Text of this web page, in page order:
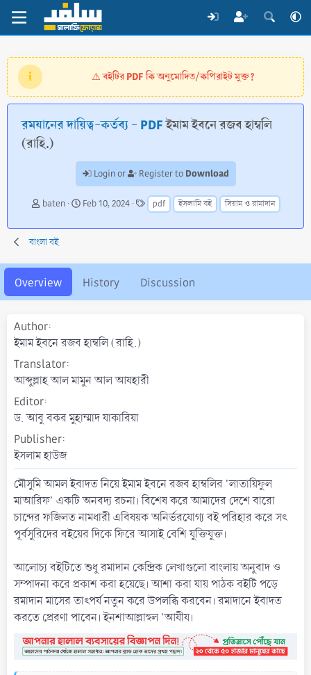
⚠️বইটির PDF কি অনুমোদিত/কপিরাইট মুক্ত?
রমযানের দায়িত্ব-কর্তব্য - PDFইমাম ইবনে রজব হাম্বলি
(রাহি.)
Login or Register to Download
A
t
h
r
baten
C
e
i
o
e
Feb 10, 2024
T
a
g
pdf ইসলামি বই সিয়াম ও রামাদান
বাংলা বই
Overview History Discussion
Author
ইমাম ইবনে রজব হাম্বলি (রাহি.)
Translator
আব্দুল্লাহ আল মামুন আল আযহারী
Editor
ড. আবু বকর মুহাম্মাদ যাকারিয়া
Publisher
ইসলাম হাউজ
মৌসুমি আমল ইবাদত নিয়ে ইমাম ইবনে রজব হাম্বলির 'লাতায়িফুল
মাআরিফ' একটি অনবদ্য রচনা। বিশেষ করে আমাদের দেশে বারো
চান্দের ফজিলত নামধারী এবিষয়ক অনির্ভরযোগ্য বই পরিহার করে সৎ
পূর্বসুরিদের বইয়ের দিকে ফিরে আসাই বেশি যুক্তিযুক্ত।
আলোচ্য বইটিতে শুধু রমাদান কেন্দ্রিক লেখাগুলো বাংলায় অনুবাদ ও
সম্পাদনা করে প্রকাশ করা হয়েছে। আশা করা যায় পাঠক বইটি পড়ে
রমাদান মাসের তাৎপর্য নতুন করে উপলব্ধি করবেন। রমাদানে ইবাদত
করতে প্রেরণা পাবেন। ইনশাআল্লাহুল 'আযীয।